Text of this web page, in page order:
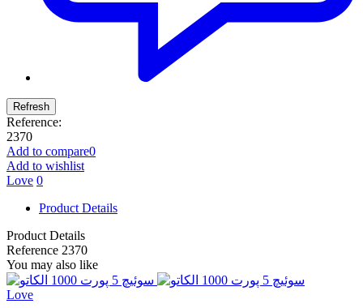
Reference:
2370
Add to compare0
Add to wishlist
Love 0
Product Details
Product Details
Reference 2370
You may also like
Love